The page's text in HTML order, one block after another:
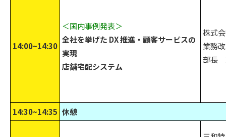
14:00~14:30
＜国内事例発表＞
全社を挙げた DX 推進・顧客サービスの
実現
店舗宅配システム
株式
業務
部長
14:30~14:35 休憩